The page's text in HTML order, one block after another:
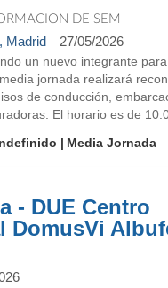
DE SEM
, Madrid 27/05/2026
un nuevo integrante
jornada realizará
de conducción,
El horario es de
Media Jornada
- DUE Centro
DomusVi